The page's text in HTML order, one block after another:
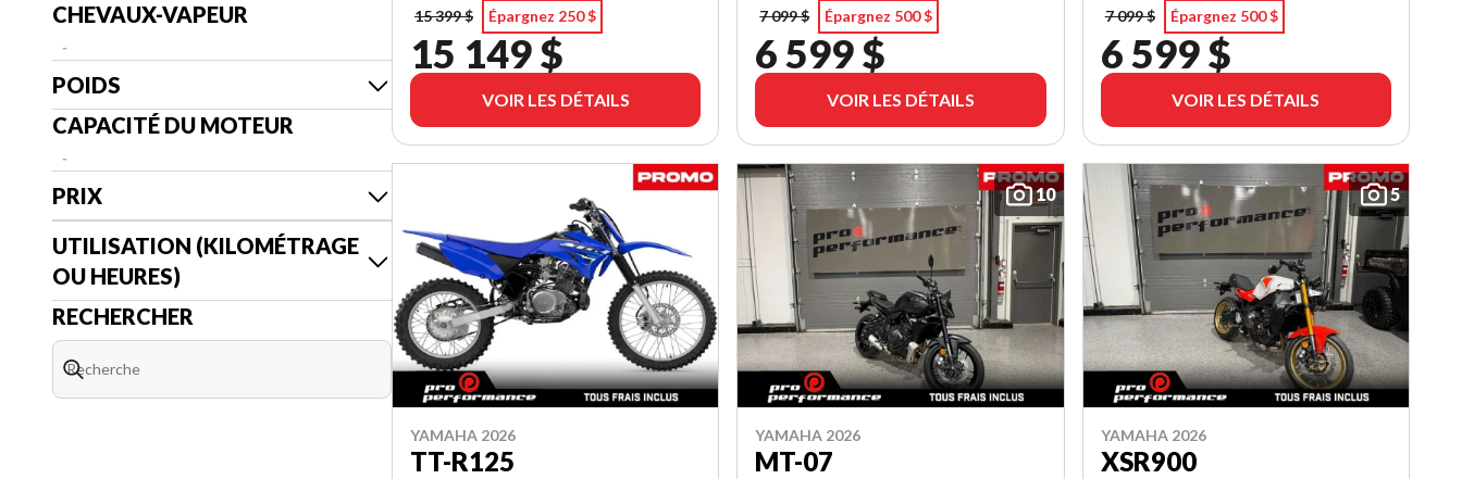
CHEVAUX-VAPEUR
-
POIDS
CAPACITÉ DU MOTEUR
-
PRIX
UTILISATION (KILOMÉTRAGE
OU HEURES)
RECHERCHER
15 399 $
Épargnez 250 $
15 149 $
VOIR LES DÉTAILS
7 099 $
Épargnez 500 $
6 599 $
VOIR LES DÉTAILS
7 099 $
Épargnez 500 $
6 599 $
VOIR LES DÉTAILS
YAMAHA 2026
TT-R125
10
YAMAHA 2026
MT-07
5
YAMAHA 2026
XSR900